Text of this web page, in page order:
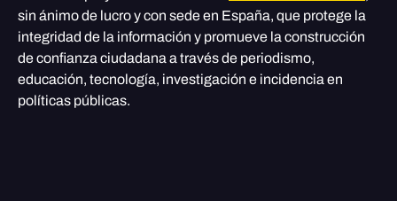
sin ánimo de lucro y con sede en España, que protege la
integridad de la información y promueve la construcción
de confianza ciudadana a través de periodismo,
educación, tecnología, investigación e incidencia en
políticas públicas.